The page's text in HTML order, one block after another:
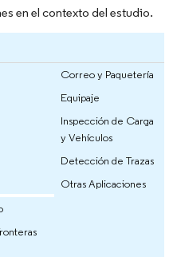
en el contexto del estudio.
Correo y Paquetería
Equipaje
Inspección de Carga
y Vehículos
Detección de Trazas
Otras Aplicaciones